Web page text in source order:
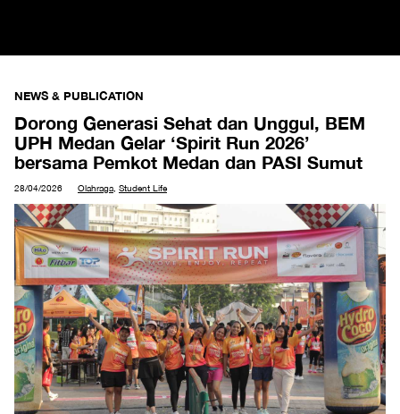
NEWS & PUBLICATION
Dorong Generasi Sehat dan Unggul, BEM
UPH Medan Gelar ‘Spirit Run 2026’
bersama Pemkot Medan dan PASI Sumut
28/04/2026 Olahraga Student Life